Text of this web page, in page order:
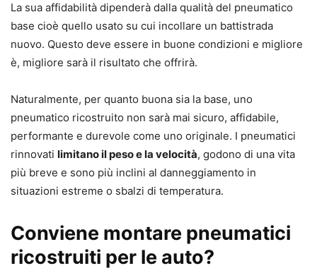
La sua affidabilità dipenderà dalla qualità del pneumatico
base cioè quello usato su cui incollare un battistrada
nuovo. Questo deve essere in buone condizioni e migliore
è, migliore sarà il risultato che offrirà.
Naturalmente, per quanto buona sia la base, uno
pneumatico ricostruito non sarà mai sicuro, affidabile,
performante e durevole come uno originale. I pneumatici
rinnovati limitano il peso e la velocità, godono di una vita
più breve e sono più inclini al danneggiamento in
situazioni estreme o sbalzi di temperatura.
Conviene montare pneumatici
ricostruiti per le auto?